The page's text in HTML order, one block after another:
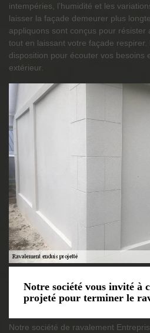
intempéries, l’humidité et les
laisser la façade demeurer plus
appliquons sont conçus pour résister
tout en laissant votre façade
disposition pour écouter vos besoins
extérieur.
Notre société vous invité à
projeté pour terminer le
Notre société de ravalement